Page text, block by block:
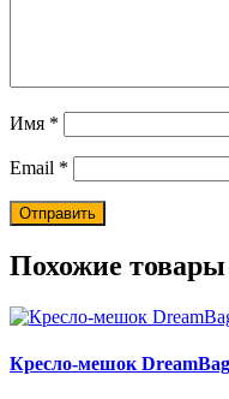
Имя *
Email *
Похожие товары
Кресло-мешок